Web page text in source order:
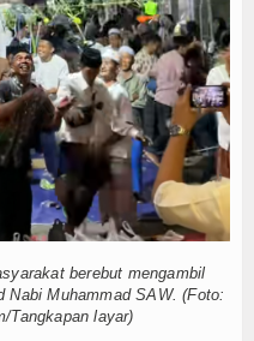
Jadi Tujuan Wisata
Internasional Perdana
Tanpa Izin Buat Konten?
Gempa Sigi Resmi
Air, Depot di Palu Diminta
Morut Meninggal di Kos Palu,
Sulteng Bidik Rute
Ditemukan Mengapung di
Usai Jatuh dari Tongkang di
Jadi Tujuan Wisata
Internasional Perdana
Tanpa Izin Buat Konten?
berebut mengambil
Nabi Muhammad SAW. (Foto:
Tangkapan layar)